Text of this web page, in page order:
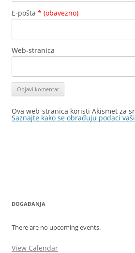
E-pošta * (obavezno)
Web-stranica
Ova web-stranica koristi Akismet za
Saznajte kako se obrađuju podaci
DOGAĐANJA
There are no upcoming events.
View Calendar